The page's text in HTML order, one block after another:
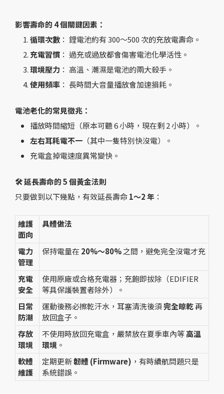
影響壽命的 4 個關鍵因素：
循環次數 ： 鋰電池約有 300～500 次的充放電壽命。
充電習慣 ： 過充或過放都會傷害電池化學活性。
環境壓力 ： 高溫、潮濕是電池的兩大殺手。
使用頻率 ： 長時間大音量播放會加速損耗。
電池老化的常見徵兆：
播放時間縮短（原本可聽 6 小時，現在剩 2 小時）。
左右耳耗電不一 （其中一隻特別快沒電）。
充電盒掉電速度異常變快。
🛠️ 延長壽命的 5 個黃金法則
只要做到以下幾點，有效延長壽命1～2 年 ：
維護
面向
具體做法
電力
管理
保持電量在 20%～80%之間，避免完全沒電才充
充電
安全
使用原廠或合格充電器；充飽即拔除（EDIFIER
等具保護裝置者除外）。
日常
防潮
運動後務必擦乾汗水，耳塞清洗後須完全晾乾再
放回盒子。
存放
環境
不使用時放回充電盒，嚴禁放在夏季車內等高溫
環境 。
軟體
維護
定期更新韌體 (Firmware) ，有時續航問題只是
系統錯誤。